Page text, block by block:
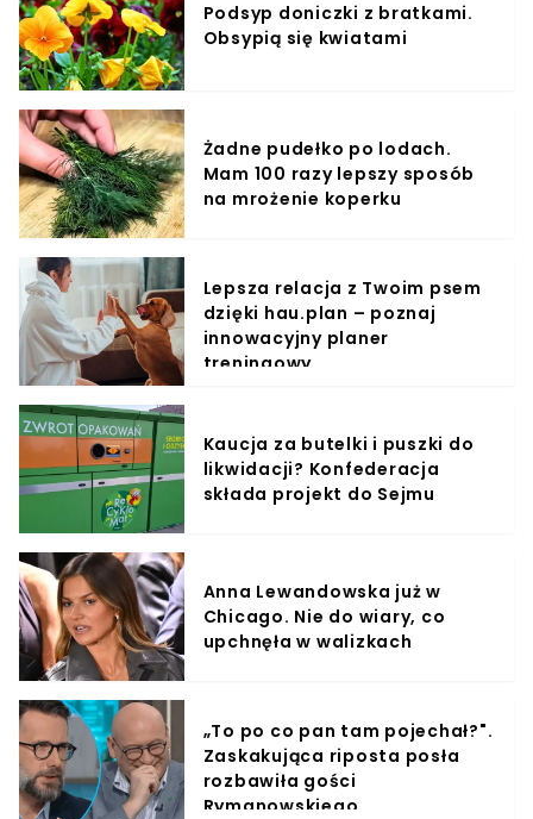
Podsyp doniczki z bratkami.
Obsypią się kwiatami
Żadne pudełko po lodach.
Mam 100 razy lepszy sposób
na mrożenie koperku
Lepsza relacja z Twoim psem
dzięki hau.plan – poznaj
innowacyjny planer
treningowy
Kaucja za butelki i puszki do
likwidacji? Konfederacja
składa projekt do Sejmu
Anna Lewandowska już w
Chicago. Nie do wiary, co
upchnęła w walizkach
„To po co pan tam pojechał?".
Zaskakująca riposta posła
rozbawiła gości
Rymanowskiego